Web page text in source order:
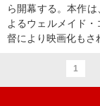
ら開幕する。本作
よるウェルメイド
督により映画化もさ
1